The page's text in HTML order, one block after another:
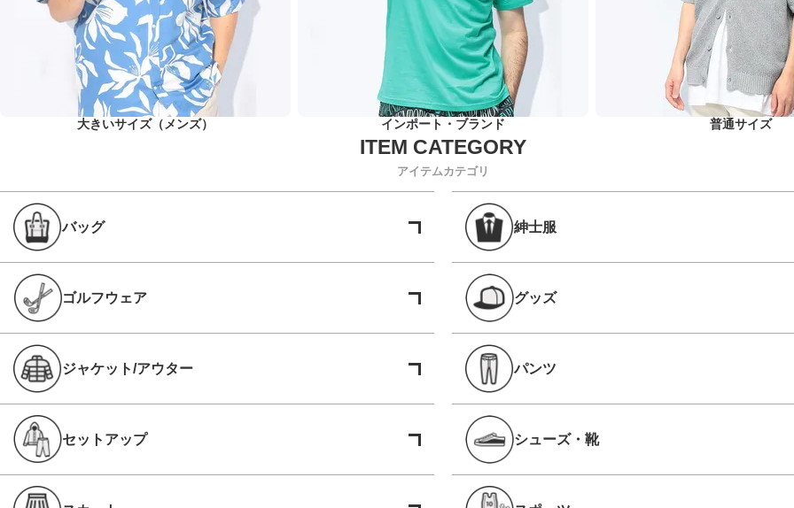
大きいサイズ（メンズ） インポート・ブランド 普通サイズ
アイテムカテゴリ
バッグ 紳士服
ゴルフウェア グッズ
ジャケット/アウター パンツ
セットアップ シューズ・靴